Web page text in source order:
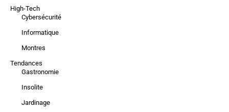
High-Tech
Cybersécurité
Informatique
Montres
Tendances
Gastronomie
Insolite
Jardinage